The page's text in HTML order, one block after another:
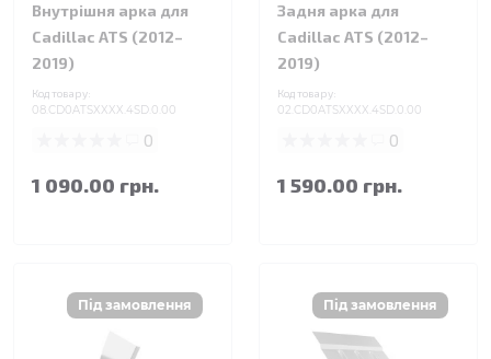
Внутрішня арка для
Cadillac ATS (2012–
2019)
Код товару:
08.CD0ATSXXXX.4SD.0.00
0
1 090.00 грн.
Задня арка для
Cadillac ATS (2012–
2019)
Код товару:
02.CD0ATSXXXX.4SD.0.00
0
1 590.00 грн.